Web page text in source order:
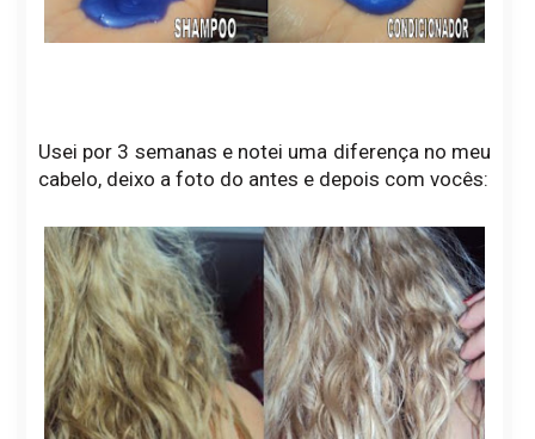
Usei por 3 semanas e notei uma diferença no meu
cabelo, deixo a foto do antes e depois com vocês: